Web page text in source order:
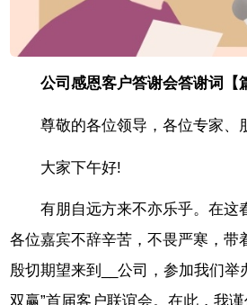
公司感恩客户答谢会答谢词【
尊敬的各位领导，各位专家、
大家下午好!
有朋自远方来不亦乐乎。在这
各位嘉宾不辞辛苦，不畏严寒，带
殷切期望来到__公司，参加我们举
双赢”首届客户联谊会。在此，我